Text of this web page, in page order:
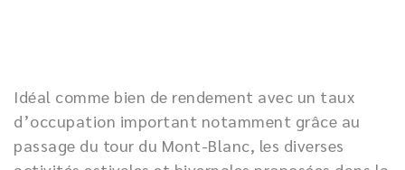
Idéal comme bien de rendement avec un taux
d’occupation important notamment grâce au
passage du tour du Mont-Blanc, les diverses